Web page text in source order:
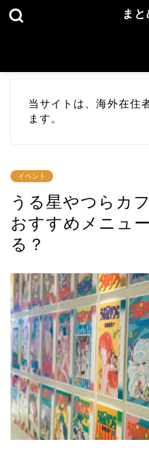
ま
当サイトは、海外在住
ます。
イベント
うる星やつらカ
おすすめメニュ
る？